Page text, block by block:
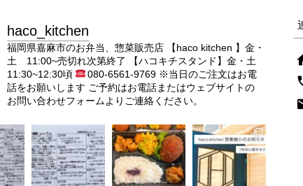
haco_kitchen
福岡県嘉麻市のお弁当、惣菜販売店 【haco kitchen 】金・
土 11:00~売切れ次第終了
【ハコキチスタンド】金・土
11:30~12:30頃
080-6561-9769 ※当日のご注文はお電
話をお願いします ご予約はお電話またはウェブサイトの
お問い合わせフォームよりご連絡ください。